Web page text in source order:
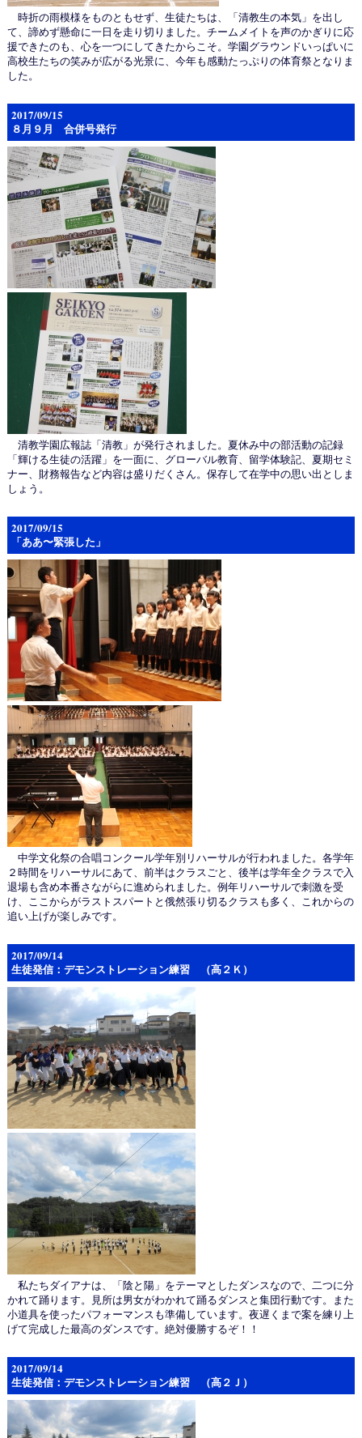
時折の雨模様をものともせず、生徒たちは、「清教生の本気」を出し
て、諦めず懸命に一日を走り切りました。チームメイトを声のかぎりに応
援できたのも、心を一つにしてきたからこそ。学園グラウンドいっぱいに
高校生たちの笑みが広がる光景に、今年も感動たっぷりの体育祭となりま
した。
2017/09/15
８月９月 合併号発行
清教学園広報誌「清教」が発行されました。夏休み中の部活動の記録
「輝ける生徒の活躍」を一面に、グローバル教育、留学体験記、夏期セミ
ナー、財務報告など内容は盛りだくさん。保存して在学中の思い出としま
しょう。
2017/09/15
「ああ〜緊張した」
中学文化祭の合唱コンクール学年別リハーサルが行われました。各学年
２時間をリハーサルにあて、前半はクラスごと、後半は学年全クラスで入
退場も含め本番さながらに進められました。例年リハーサルで刺激を受
け、ここからがラストスパートと俄然張り切るクラスも多く、これからの
追い上げが楽しみです。
2017/09/14
生徒発信：デモンストレーション練習 （高２Ｋ）
私たちダイアナは、「陰と陽」をテーマとしたダンスなので、二つに分
かれて踊ります。見所は男女がわかれて踊るダンスと集団行動です。また
小道具を使ったパフォーマンスも準備しています。夜遅くまで案を練り上
げて完成した最高のダンスです。絶対優勝するぞ！！
2017/09/14
生徒発信：デモンストレーション練習 （高２Ｊ）